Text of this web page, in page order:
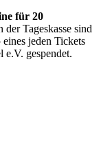
für 20
Tageskasse sind
jeden Tickets
e.V. gespendet.